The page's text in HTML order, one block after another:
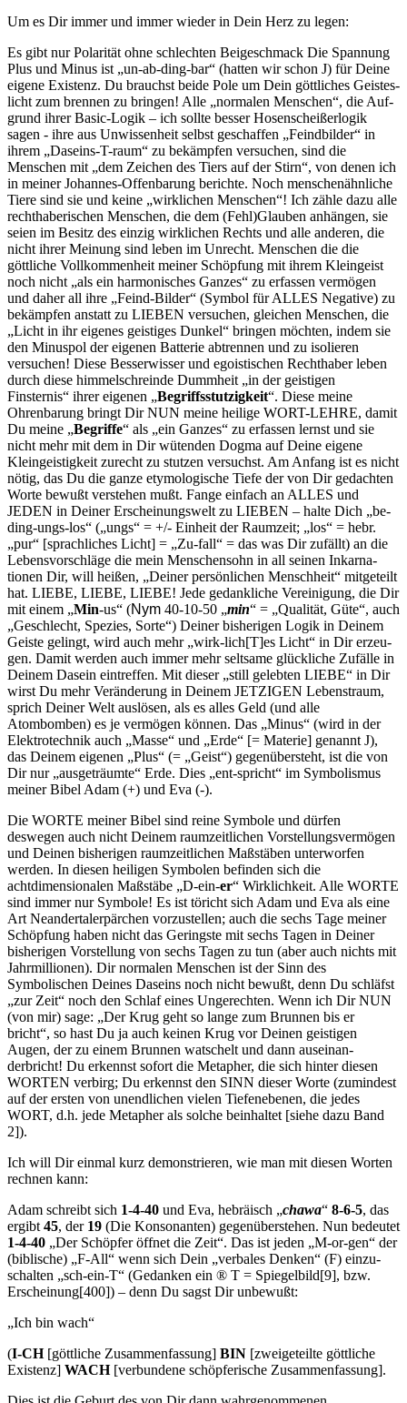
Um es Dir immer und immer wieder in Dein Herz zu legen:
Es gibt nur Polarität ohne schlechten Beigeschmack Die Spannung
Plus und Minus ist „un-ab-ding-bar“ (hatten wir schon J) für Deine
eigene Existenz. Du brauchst beide Pole um Dein göttliches Geistes­
licht zum brennen zu bringen! Alle „normalen Menschen“, die Auf­
grund ihrer Basic-Logik – ich sollte besser Hosenscheißerlogik
sagen - ihre aus Unwissenheit selbst geschaffen „Feindbilder“ in
ihrem „Daseins-T-raum“ zu bekämpfen versuchen, sind die
Menschen mit „dem Zeichen des Tiers auf der Stirn“, von denen ich
in meiner Johannes-Offenbarung berichte. Noch menschenähnliche
Tiere sind sie und keine „wirklichen Menschen“! Ich zähle dazu alle
rechthaberi­schen Menschen, die dem (Fehl)Glauben anhängen, sie
seien im Besitz des einzig wirklichen Rechts und alle anderen, die
nicht ihrer Mei­nung sind leben im Unrecht. Menschen die die
göttliche Vollkom­menheit meiner Schöpfung mit ihrem Kleingeist
noch nicht „als ein harmonisches Ganzes“ zu erfassen vermögen
und daher all ihre „Feind-Bilder“ (Symbol für ALLES Negative) zu
bekämpfen anstatt zu LIEBEN versuchen, gleichen Menschen, die
„Licht in ihr eigenes geistiges Dunkel“ bringen möchten, indem sie
den Minuspol der eige­nen Batterie abtrennen und zu isolieren
versuchen! Diese Besserwisser und egoistischen Rechthaber leben
durch diese himmelschreinde Dummheit „in der geistigen
Finsternis“ ihrer eigenen „Begriffs­stutzigkeit“. Diese meine
Ohrenbarung bringt Dir NUN meine heilige WORT-LEHRE, damit
Du meine „Begriffe“ als „ein Ganzes“ zu er­fassen lernst und sie
nicht mehr mit dem in Dir wüten­den Dogma auf Deine eigene
Kleingeistigkeit zurecht zu stutzen ver­suchst. Am Anfang ist es nicht
nötig, das Du die ganze etymologische Tiefe der von Dir gedachten
Worte bewußt verstehen mußt. Fange einfach an ALLES und
JEDEN in Deiner Erscheinungswelt zu LIEBEN – halte Dich „be-
ding-ungs-los“ („ungs“ = +/- Einheit der Raumzeit; „los“ = hebr.
„pur“ [sprachliches Licht] = „Zu-fall“ = das was Dir zufällt) an die
Lebensvorschläge die mein Menschensohn in all seinen Inkarna­
tionen Dir, will heißen, „Deiner persönlichen Menschheit“ mitgeteilt
hat. LIEBE, LIEBE, LIEBE! Jede gedankliche Vereinigung, die Dir
mit einem „Min-us“ (Nym 40-10-50 „min“ = „Qualität, Güte“, auch
„Geschlecht, Spezies, Sorte“) Deiner bisheri­gen Logik in Deinem
Geiste gelingt, wird auch mehr „wirk-lich[T]es Licht“ in Dir erzeu­
gen. Damit werden auch immer mehr seltsame glückliche Zufälle in
Deinem Dasein eintreffen. Mit dieser „still ge­lebten LIEBE“ in Dir
wirst Du mehr Veränderung in Deinem JETZIGEN Lebenstraum,
sprich Deiner Welt auslösen, als es alles Geld (und alle
Atombomben) es je vermögen können. Das „Minus“ (wird in der
Elektrotechnik auch „Masse“ und „Erde“ [= Materie] ge­nanntJ),
das Deinem eigenen „Plus“ (= „Geist“) gegenübersteht, ist die von
Dir nur „ausgeträumte“ Erde. Dies „ent-spricht“ im Symbo­lismus
meiner Bibel Adam (+) und Eva (-).
Die WORTE meiner Bibel sind reine Symbole und dürfen
deswegen auch nicht Deinem raumzeitlichen Vorstellungsvermögen
und Deinen bisherigen raumzeitlichen Maßstäben unterworfen
werden. In diesen heiligen Symbolen befinden sich die
achtdimensionalen Maßstäbe „D-ein-er“ Wirklichkeit. Alle WORTE
sind immer nur Symbole! Es ist töricht sich Adam und Eva als eine
Art Neandertalerpärchen vorzu­stellen; auch die sechs Tage meiner
Schöpfung haben nicht das Ge­ringste mit sechs Tagen in Deiner
bisherigen Vorstellung von sechs Tagen zu tun (aber auch nichts mit
Jahrmillionen). Dir normalen Men­schen ist der Sinn des
Symbolischen Deines Daseins noch nicht be­wußt, denn Du schläfst
„zur Zeit“ noch den Schlaf eines Ungerechten. Wenn ich Dir NUN
(von mir) sage: „Der Krug geht so lange zum Brunnen bis er
bricht“, so hast Du ja auch keinen Krug vor Deinen geistigen
Augen, der zu einem Brunnen watschelt und dann auseinan­
derbricht! Du erkennst sofort die Metapher, die sich hinter diesen
WORTEN verbirg; Du erkennst den SINN dieser Worte (zumindest
auf der ersten von unendlichen vielen Tiefenebenen, die jedes
WORT, d.h. jede Metapher als solche beinhaltet [siehe dazu Band
2]).
Ich will Dir einmal kurz demonstrieren, wie man mit diesen Worten
rechnen kann:
Adam schreibt sich 1-4-40 und Eva, hebräisch „chawa“ 8-6-5, das
er­gibt45, der 19 (Die Konsonanten) gegenüberstehen. Nun bedeutet
1-4-40 „Der Schöpfer öffnet die Zeit“. Das ist jeden „M-or-gen“ der
(biblische) „F-All“ wenn sich Dein „verbales Denken“ (F) einzu­
schalten „sch-ein-T“ (Gedanken ein ® T = Spiegelbild[9], bzw.
Erscheinung[400]) – denn Du sagst Dir unbewußt:
„Ich bin wach“
(I-CH[göttliche Zusammenfassung] BIN [zweigeteilte göttliche
Exi­stenz] WACH[verbundene schöpferische Zusammenfassung].